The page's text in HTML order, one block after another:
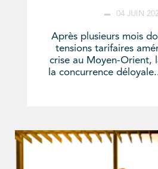
04 JUIN
Après plusieurs mois
tensions tarifaires
crise au Moyen-Orient,
la concurrence